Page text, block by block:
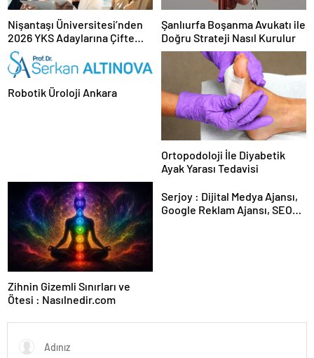
Nişantaşı Üniversitesi’nden
2026 YKS Adaylarına Çifte
Güvence: Sabit Ücret ve
Kesintisiz Burs
Şanlıurfa Boşanma Avukatı ile
Doğru Strateji Nasıl Kurulur
Robotik Üroloji Ankara
Ortopodoloji İle Diyabetik
Ayak Yarası Tedavisi
Zihnin Gizemli Sınırları ve
Ötesi : Nasılnedir.com
Serjoy : Dijital Medya Ajansı,
Google Reklam Ajansı, SEO